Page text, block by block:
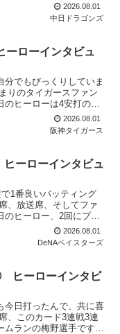
2026.08.01
中日ドラゴンズ
ローインタビュ
分でもびっくりしていま
りのタイガースファン
ヒーローは4安打の活
2026.08.01
阪神タイガース
ーローインタビュ
1番良いバッティング
、放送席、そしてファ
ヒーロー、2回にプロ
2026.08.01
DeNAベイスターズ
ヒーローインタビ
今日打ったんで、共に喜
、このカード3連戦3連
ランの梅野選手です。